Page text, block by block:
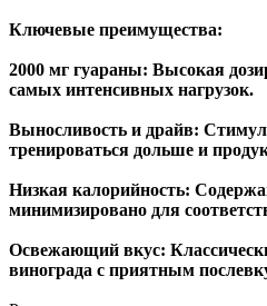
Ключевые преимущества:
2000 мг гуараны: Высокая
самых интенсивных нагрузок.
Выносливость и драйв:
тренироваться дольше и
Низкая калорийность:
минимизировано для
Освежающий вкус:
винограда с приятным